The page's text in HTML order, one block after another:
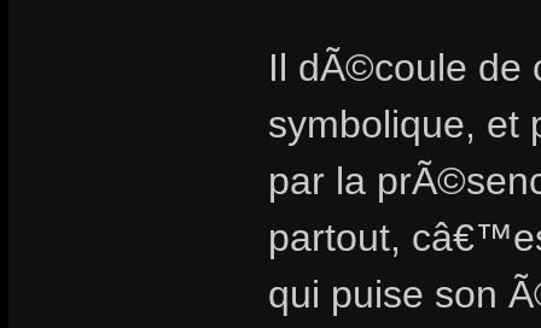
Il dÃ©coule de
symbolique, et
par la
partout,
qui puise son